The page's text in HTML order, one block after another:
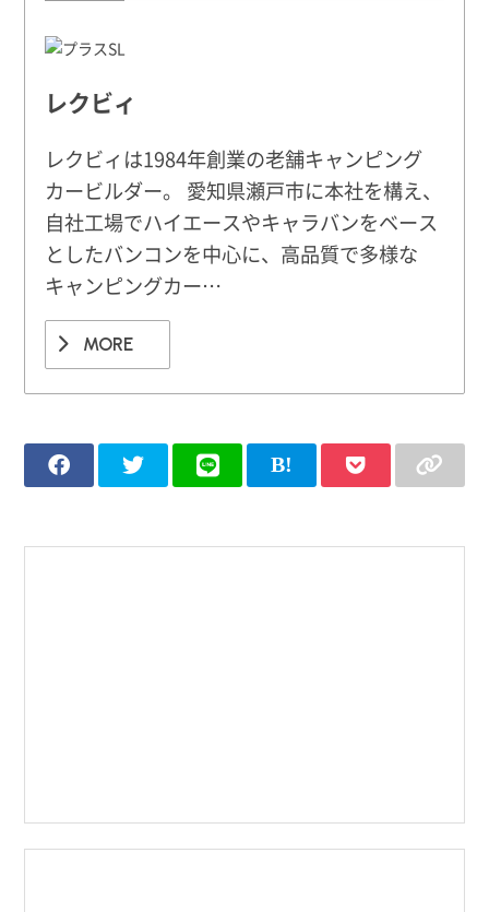
レクビィ
レクビィは1984年創業の老舗キャンピング
カービルダー。 愛知県瀬戸市に本社を構え、
自社工場でハイエースやキャラバンをベース
としたバンコンを中心に、高品質で多様な
キャンピングカー…
MORE